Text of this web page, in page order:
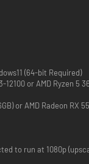
otoczenia zmieniają
im współżyć w
potwory. Wykuwaj
łowów i
(64-bit Required)
or AMD Ryzen 5
or AMD Radeon RX
to run at 1080p